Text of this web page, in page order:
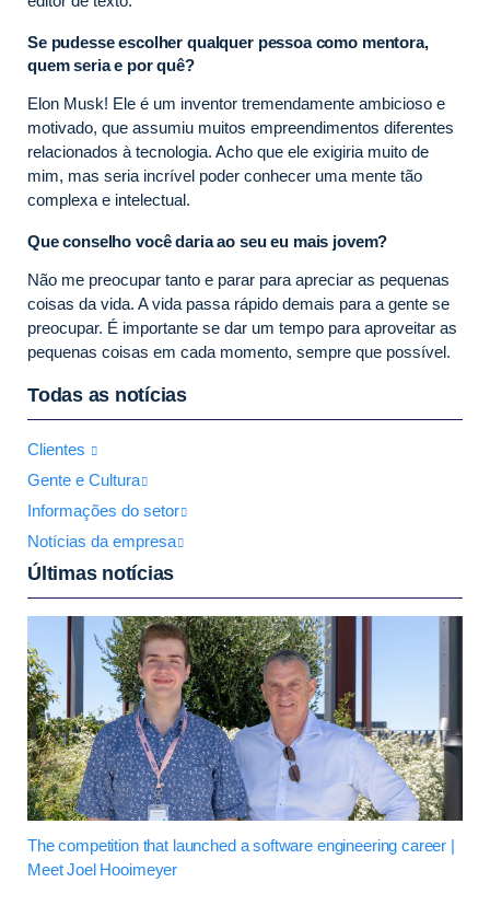
Se pudesse escolher qualquer pessoa como mentora,
quem seria e por quê?
Elon Musk! Ele é um inventor tremendamente ambicioso e
motivado, que assumiu muitos empreendimentos diferentes
relacionados à tecnologia. Acho que ele exigiria muito de
mim, mas seria incrível poder conhecer uma mente tão
complexa e intelectual.
Que conselho você daria ao seu eu mais jovem?
Não me preocupar tanto e parar para apreciar as pequenas
coisas da vida. A vida passa rápido demais para a gente se
preocupar. É importante se dar um tempo para aproveitar as
pequenas coisas em cada momento, sempre que possível.
Todas as notícias
Clientes
Gente e Cultura
Informações do setor
Notícias da empresa
Últimas notícias
The competition that launched a software engineering career |
Meet Joel Hooimeyer